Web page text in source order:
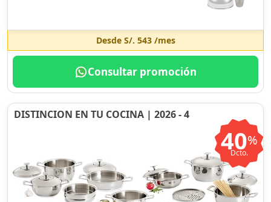
Desde S/. 543/mes
Consultar promoción
DISTINCION EN TU COCINA | 2026 - 4
40%
Dcto.